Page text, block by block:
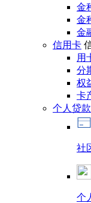
金
金
金
信用卡
用
分
权
卡
个人贷款
社
个